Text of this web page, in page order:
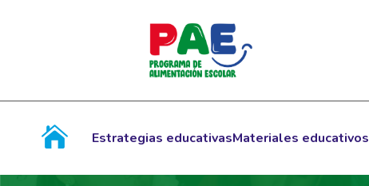
Estrategias educativasMateriales educativos